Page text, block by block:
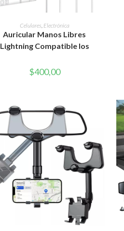
AÑADIR AL CARRITO
Celulares, Electrónica
Auricular Manos Libres
Lightning Compatible Ios
$400,00